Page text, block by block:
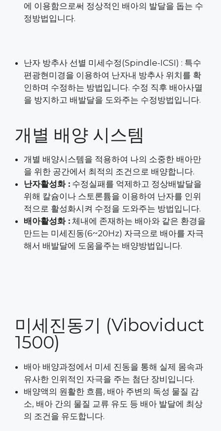
에 이용함으로써 정상적인 배아의 발달을 돕는 수
정방법입니다.
난자 방추사 선별 미세수정(Spindle-ICSI) : 특수
편광현미경을 이용하여 난자내 방추사 위치를 확
인하며 수정하는 방법입니다. 수정 직후 배아사멸
을 방지하고 배발달을 도와주는 수정방법입니다.
개별 배양 시스템
개별 배양시스템을 적용하여 나의 소중한 배아만
을 위한 공간에서 최적의 조건으로 배양합니다.
난자활성화 : 수정실패를 억제하고 정상배발달을
위해 칼슘이나 스토론튬을 이용하여 난자를 인위
적으로 활성화시켜 수정을 도와주는 방법입니다.
배아활성화 : 체내에 존재하는 배아와 같은 환경을
만드는 미세진동(6~20Hz) 자극으로 배아를 자극
해서 배발달에 도움을주는 배양방법입니다.
미세진동기 (Viboviduct
1500)
배아 배양과정에서 미세 진동을 통해 실제 몸속과
유사한 인위적인 자극을 주는 첨단 장비입니다.
배양액의 원활한 흐름, 배아 주변의 독성 물질 감
소, 배아 간의 물질 교류 유도 등 배아 발달에 최상
의 조건을 유도합니다.